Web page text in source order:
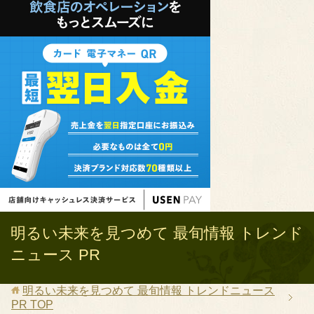
明るい未来を見つめて 最旬情報 トレンド
ニュース PR
明るい未来を見つめて 最旬情報 トレンドニュース
PR TOP